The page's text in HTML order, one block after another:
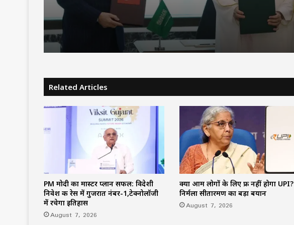
Related Articles
PM मोदी का मास्टर प्लान सफल: विदेशी
निवेश की रेस में गुजरात नंबर-1,टेक्नोलॉजी
में रचेगा इतिहास
August 7, 2026
क्या आम लोगों के लिए फ्री नहीं होगा UPI?
निर्मला सीतारमण का बड़ा बयान
August 7, 2026